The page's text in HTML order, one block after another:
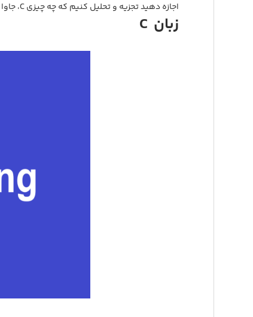
اجازه دهید تجزیه و تحلیل کنیم که چه چیزی C، جاوا و پایتون را 3 زبان برنامه نویسی برتر برای IoT در سال 2018 می سازند.
زبان C